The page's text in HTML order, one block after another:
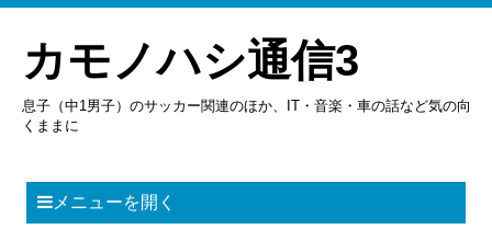
カモノハシ通信3
息子（中1男子）のサッカー関連のほか、IT・音楽・車の話など気の向
くままに
メニューを開く